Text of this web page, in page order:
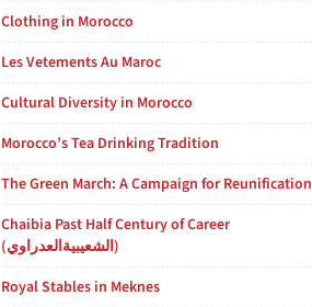
Clothing in Morocco
Les Vetements Au Maroc
Cultural Diversity in Morocco
Morocco’s Tea Drinking Tradition
The Green March: A Campaign for Reunification
Chaibia Past Half Century of Career
(الشعيبيةالعدراوي)
Royal Stables in Meknes